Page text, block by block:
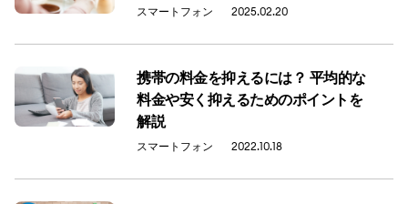
スマートフォン 2025.02.20
携帯の料金を抑えるには？ 平均的な
料金や安く抑えるためのポイントを
解説
スマートフォン 2022.10.18